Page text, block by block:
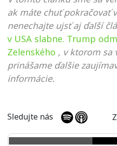
ak máte chuť pokračovať
nenechajte ujsť aj ďalší
v USA slabne. Trump
Zelenského , v ktorom sa
prinášame ďalšie
informácie.
Sledujte nás